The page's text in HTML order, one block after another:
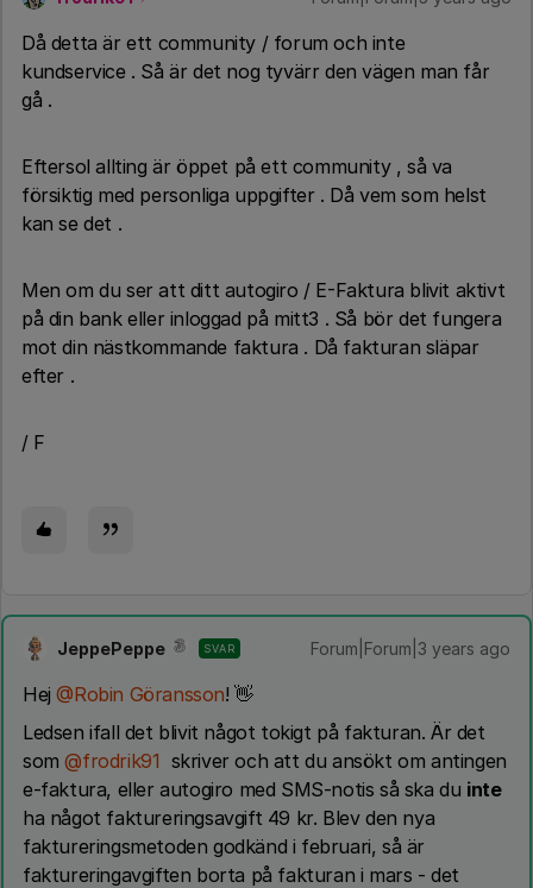
Då detta är ett community / forum och inte
kundservice . Så är det nog tyvärr den vägen man får
gå .
Eftersol allting är öppet på ett community , så va
försiktig med personliga uppgifter . Då vem som helst
kan se det .
Men om du ser att ditt autogiro / E-Faktura blivit aktivt
på din bank eller inloggad på mitt3 . Så bör det fungera
mot din nästkommande faktura . Då fakturan släpar
efter .
/ F
JeppePeppe SVAR Forum|Forum|3 years ago
Hej@Robin Göransson! 👋
Ledsen ifall det blivit något tokigt på fakturan. Är det
som@frodrik91 skriver och att du ansökt om antingen
e-faktura, eller autogiro med SMS-notis så ska du inte
ha något faktureringsavgift 49 kr. Blev den nya
faktureringsmetoden godkänd i februari, så är
faktureringavgiften borta på fakturan i mars - det